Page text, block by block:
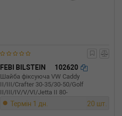
FEBI BILSTEIN 102620
Шайба фіксуюча VW Caddy
II/III/Crafter 30-35/30-50/Golf
II/III/IV/V/VI/Jetta II 80-
Термін 1 дн. 20 шт.